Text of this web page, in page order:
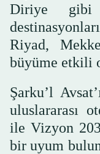
Diriye gibi
Riyad,
büyüme etkili
Şarku’l
uluslararası
ile Vizyon
bir uyum